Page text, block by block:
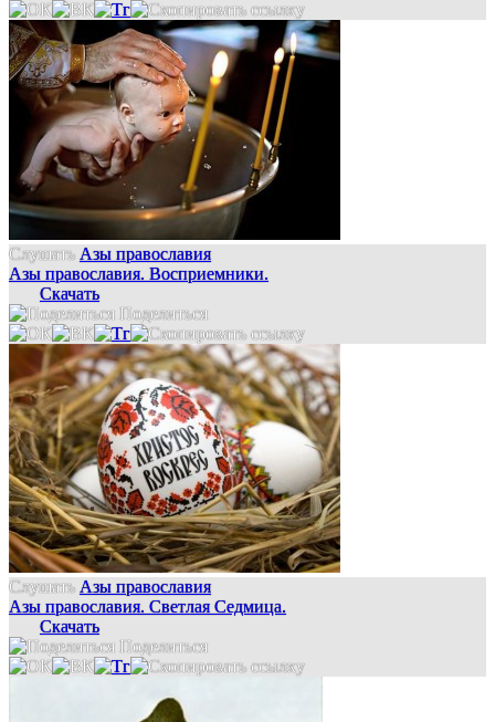
Слушать Азы православия
Азы православия. Восприемники.
Скачать
Поделиться
Слушать Азы православия
Азы православия. Светлая Седмица.
Скачать
Поделиться